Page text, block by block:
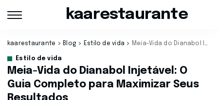
kaarestaurante
kaarestaurante > Blog > Estilo de vida > Meia-Vida do Dianabol Injetável: O Guia Completo para Maximizar Seus Resultados
Estilo de vida
Meia-Vida do Dianabol Injetável: O
Guia Completo para Maximizar Seus